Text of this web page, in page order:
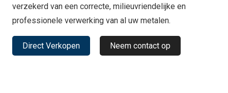
verzekerd van een correcte, milieuvriendelijke en
professionele verwerking van al uw metalen.
Direct Verkopen Neem contact op